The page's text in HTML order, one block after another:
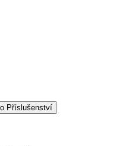
Příslušenství